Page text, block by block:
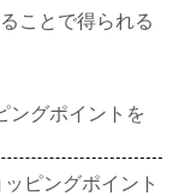
ことで得られる
ングポイントを
ピングポイント